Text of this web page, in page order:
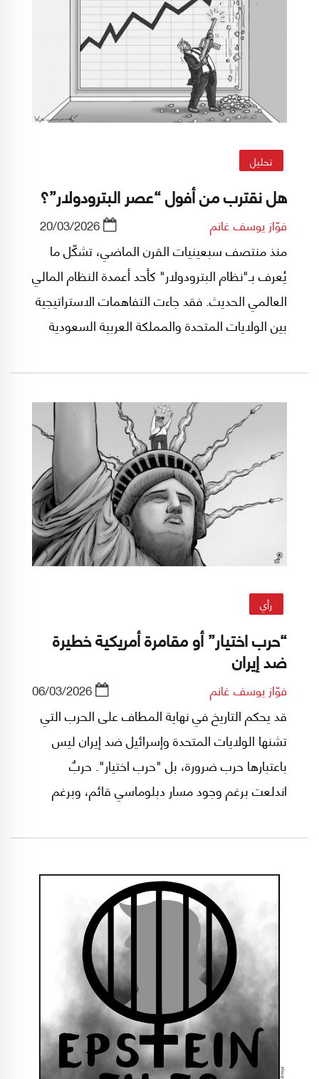
تحليل
هل نقترب من أفول “عصر البترودولار”؟
فوّاز يوسف غانم 20/03/2026
منذ منتصف سبعينيات القرن الماضي، تشكّل ما
يُعرف بـ"نظام البترودولار" كأحد أعمدة النظام المالي
العالمي الحديث. فقد جاءت التفاهمات الاستراتيجية
بين الولايات المتحدة والمملكة العربية السعودية
النفط عالميًا بالدولار الأميركي، وهو ما فرض عمليًا
على دول العالم شراء الطاقة بالدولار، ومنح الولايات
المتحدة امتيازًا اقتصاديًا غير مسبوق.
رأي
“حرب اختيار” أو مقامرة أمريكية خطيرة
ضد إيران
فوّاز يوسف غانم 06/03/2026
قد يحكم التاريخ في نهاية المطاف على الحرب التي
تشنها الولايات المتحدة وإسرائيل ضد إيران ليس
باعتبارها حرب ضرورة، بل "حرب اختيار". حربٌ
اندلعت برغم وجود مسار دبلوماسي قائم، وبرغم
العميقة على العالم بأسره.